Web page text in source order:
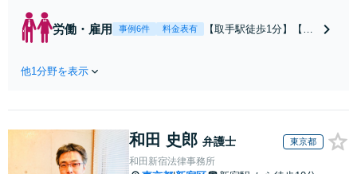
績多数あり！3カ月以内ス
ピード解決／示談金0円→5
労働・雇用 事例6件 料金表有
【取手駅徒歩1分】【オ
「残業代不払いは何が
談で悩みを解消！使用
期間中の解雇も解決金
あり／コロナ関係の解
他1分野を表示
和田 史郎 弁護士 東京都
和田新宿法律事務所